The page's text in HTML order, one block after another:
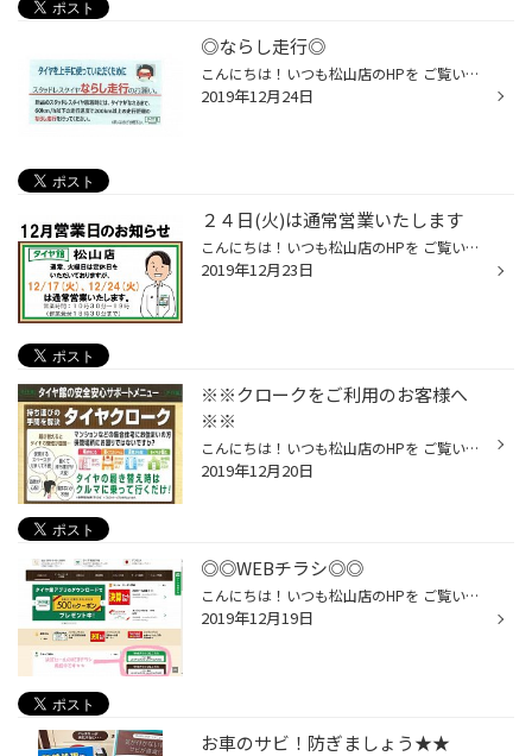
◎ならし走行◎
こんにちは！いつも松山店のHPを ご覧いただきありがとうございます。 年末年始は冷え込むようですが、 皆さんご存じでしょうか？？ 気温がグッと下がり３度以下になると 路面凍結の恐れがあるんです！！！ 雪は降らなくても危険ですね、、 そして新品のスタッドレスタイヤへ交換された時は ならし...
2019年12月24日
２４日(火)は通常営業いたします
こんにちは！いつも松山店のHPを ご覧いただきありがとうございます。 以前よりお伝えしている通り 明日２４日(火)は通常営業いたします！！ 営業時間：１０時３０分～１９時 (作業受付１８時３０分まで） 皆様のお越しをお待ちしております(*'▽')
2019年12月23日
※※クロークをご利用のお客様へ
※※
こんにちは！いつも松山店のHPを ご覧いただきありがとうございます。 夏タイヤから冬タイヤへの履き替えシーズン 真っ只中のタイヤ館ですが 当店のクロークサービスを ご利用のお客様にお知らせです 配送業者の年末年始のお休みを考慮し、 年内または年明けに履き替え希望のお客様は １２/２４(火)...
2019年12月20日
◎◎WEBチラシ◎◎
こんにちは！いつも松山店のHPを ご覧いただきありがとうございます。 皆さんTOPページにあるWEBチラシは もうご覧になりましたか？？ こちらから見れますので↑ ぜひご覧ください(*'▽') 決算セール好評開催中♪ 開催期間～１２/３０(月）まで。
2019年12月19日
お車のサビ！防ぎましょう★★